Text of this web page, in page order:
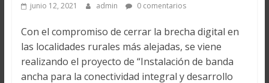
junio 12, 2021 admin 0 comentarios
Con el compromiso de cerrar la brecha digital en
las localidades rurales más alejadas, se viene
realizando el proyecto de “Instalación de banda
ancha para la conectividad integral y desarrollo